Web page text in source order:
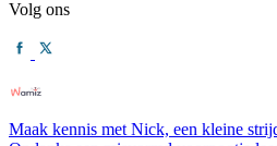
Volg ons
Maak kennis met Nick, een kleine